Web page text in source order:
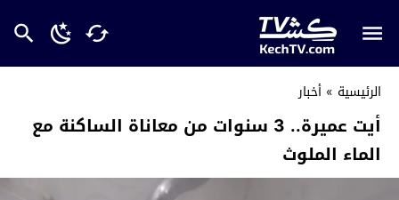
الرئيسية » أخبار
أيت عميرة.. 3 سنوات من معاناة الساكنة مع
الماء الملوث